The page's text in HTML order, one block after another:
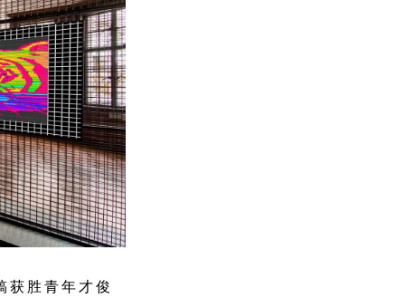
获胜青年才俊